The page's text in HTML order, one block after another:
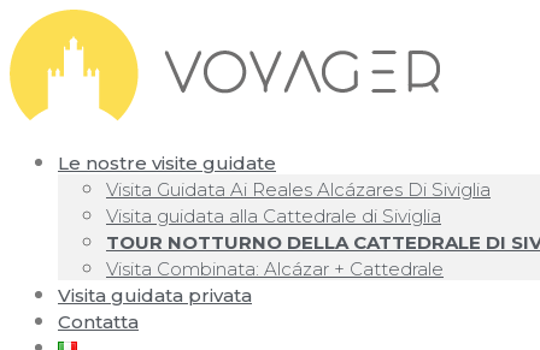
Le nostre visite guidate
Visita Guidata Ai Reales Alcázares Di Siviglia
Visita guidata alla Cattedrale di Siviglia
TOUR NOTTURNO DELLA CATTEDRALE DI
Visita Combinata: Alcázar + Cattedrale
Visita guidata privata
Contatta